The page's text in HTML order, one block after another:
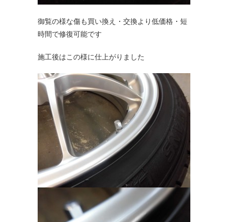
御覧の様な傷も買い換え・交換より低価格・短
時間で修復可能です
施工後はこの様に仕上がりました